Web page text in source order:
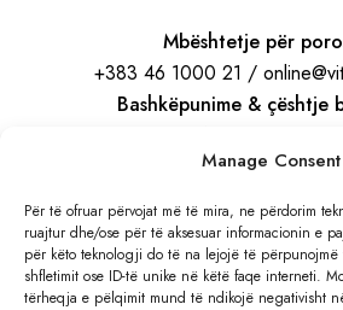
Manage Consent
Për të ofruar përvojat më të mira, ne përdorim
ruajtur dhe/ose për të aksesuar informacionin e
për këto teknologji do të na lejojë të
shfletimit ose ID-të unike në këtë faqe interneti.
tërheqja e pëlqimit mund të ndikojë negativisht
Mbështetje për
+383 46 1000 21 /
Bashkëpunime & çështje
Orari i punës:
E Hënë – E
08:30 – 16:30